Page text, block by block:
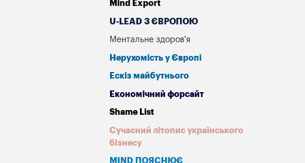
Mind Export
U-LEAD З ЄВРОПОЮ
Ментальне здоров'я
Нерухомість у Європі
Ескіз майбутнього
Економічний форсайт
Shame List
Сучасний літопис українського
бізнесу
MIND ПОЯСНЮЄ